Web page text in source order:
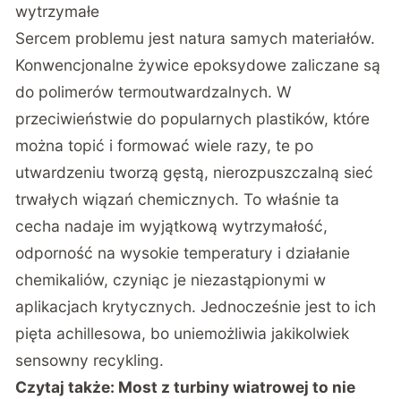
wytrzymałe
Sercem problemu jest natura samych materiałów.
Konwencjonalne żywice epoksydowe zaliczane są
do polimerów termoutwardzalnych. W
przeciwieństwie do popularnych plastików, które
można topić i formować wiele razy, te po
utwardzeniu tworzą gęstą, nierozpuszczalną sieć
trwałych wiązań chemicznych. To właśnie ta
cecha nadaje im wyjątkową wytrzymałość,
odporność na wysokie temperatury i działanie
chemikaliów, czyniąc je niezastąpionymi w
aplikacjach krytycznych. Jednocześnie jest to ich
pięta achillesowa, bo uniemożliwia jakikolwiek
sensowny recykling.
Czytaj także: Most z turbiny wiatrowej to nie